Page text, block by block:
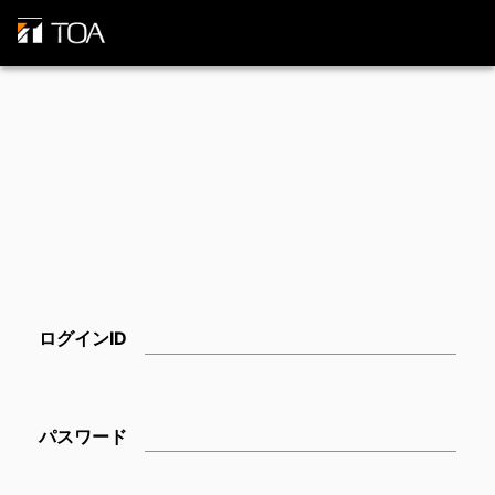
ログインID
パスワード